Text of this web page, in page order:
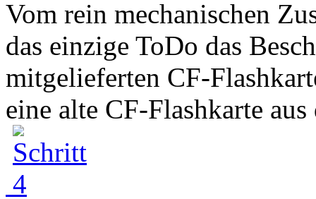
Vom rein mechanischen
das einzige ToDo das
mitgelieferten CF-
eine alte CF-Flashkarte